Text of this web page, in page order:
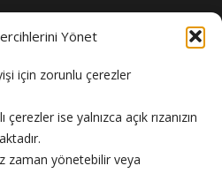
Yönet
için zorunlu çerezler
ise yalnızca açık rızanızın
zaman yönetebilir veya
ve güncel haber sitesi.